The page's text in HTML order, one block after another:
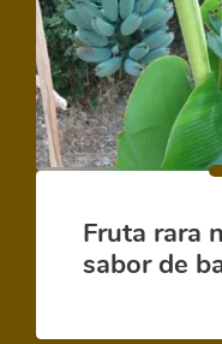
Fruta rara
sabor de